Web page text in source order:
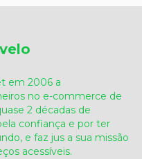
em 2006 a
no e-commerce de
2 décadas de
confiança e por ter
e faz jus a sua missão
acessíveis.